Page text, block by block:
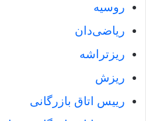
روسیه
ریاضی‌دان‌
ریزتراشه
ریزش
رییس اتاق بازرگانی